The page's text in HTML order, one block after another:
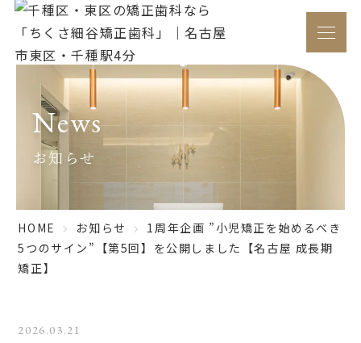
News
お知らせ
HOME お知らせ
1周年企画 ”小児矯正を始めるべき
5つのサイン”【第5回】を公開しました【名古屋 成長期
矯正】
2026.03.21